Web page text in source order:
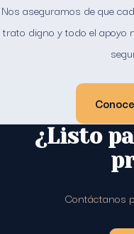
Nos aseguramos de que
trato digno y todo el apoyo
¿Listo
Contáctanos